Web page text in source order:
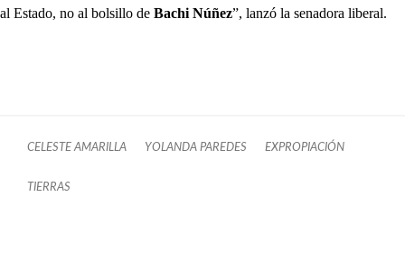
al Estado, no al bolsillo de Bachi Núñez”, lanzó la senadora liberal.
CELESTE AMARILLA YOLANDA PAREDES EXPROPIACIÓN
TIERRAS